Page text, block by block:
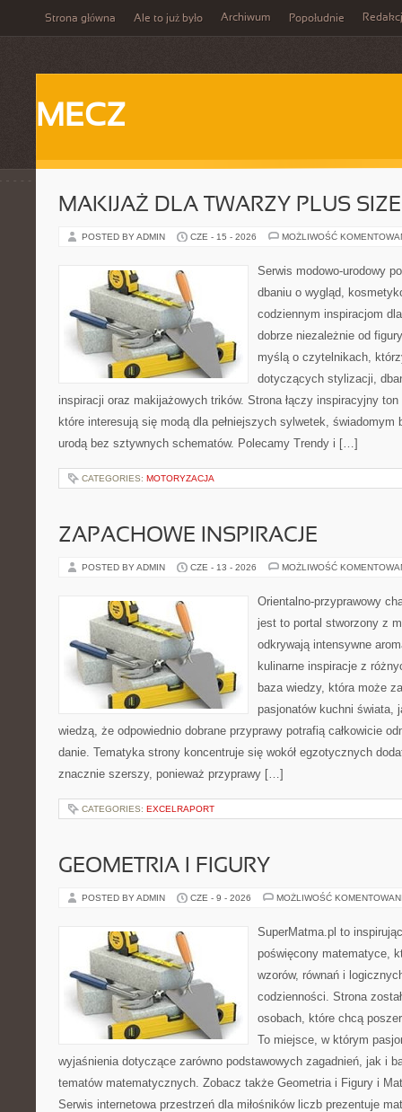
Strona główna Ale to już było Archiwum Popołudnie
MECZ
MAKIJAŻ DLA TWARZY PLUS SIZE
POSTED BY ADMIN CZE - 15 - 2026 MOŻLIWOŚĆ
Serwis modowo-urodowy
dbaniu o wygląd,
codziennym inspiracjom
dobrze niezależnie od
myślą o czytelnikach,
dotyczących stylizacji,
inspiracji oraz makijażowych trików. Strona łączy inspiracyjny
które interesują się modą dla pełniejszych sylwetek, świadomym
urodą bez sztywnych schematów. Polecamy Trendy i […]
CATEGORIES: MOTORYZACJA
ZAPACHOWE INSPIRACJE
POSTED BY ADMIN CZE - 13 - 2026 MOŻLIWOŚĆ
Orientalno-przyprawowy
jest to portal stworzony z
odkrywają intensywne
kulinarne inspiracje z
baza wiedzy, która może
pasjonatów kuchni świata,
wiedzą, że odpowiednio dobrane przyprawy potrafią całkowicie
danie. Tematyka strony koncentruje się wokół egzotycznych
znacznie szerszy, ponieważ przyprawy […]
CATEGORIES: EXCELRAPORT
GEOMETRIA I FIGURY
POSTED BY ADMIN CZE - 9 - 2026 MOŻLIWOŚĆ
SuperMatma.pl to
poświęcony matematyce,
wzorów, równań i
codzienności. Strona
osobach, które chcą
To miejsce, w którym
wyjaśnienia dotyczące zarówno podstawowych zagadnień, jak i
tematów matematycznych. Zobacz także Geometria i Figury i
Serwis internetowa przestrzeń dla miłośników liczb prezentuje